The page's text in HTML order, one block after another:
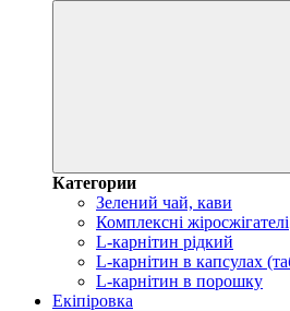
Категории
Зелений чай, кави
Комплексні жіросжігателі
L-карнітин рідкий
L-карнітин в капсулах
L-карнітин в порошку
Екіпіровка